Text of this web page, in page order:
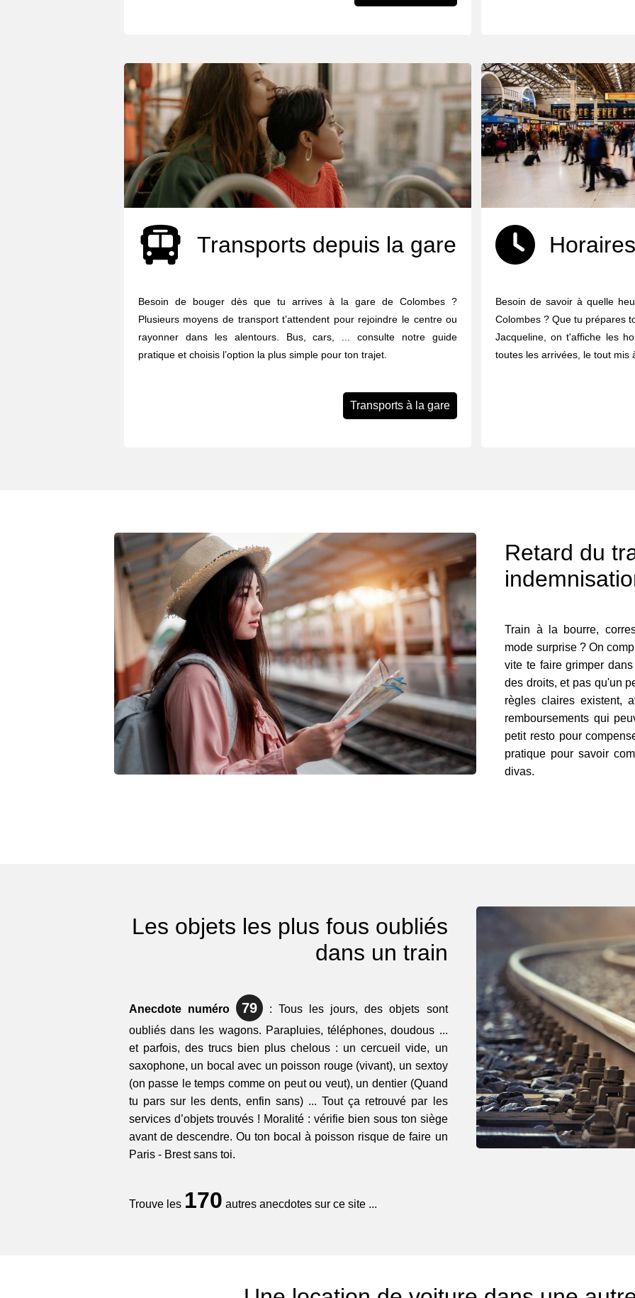
Transports depuis la gare
Besoin de bouger dès que tu arrives à la gare de Colombes ?
Plusieurs moyens de transport t’attendent pour rejoindre le centre ou
rayonner dans les alentours. Bus, cars, ... consulte notre guide
pratique et choisis l’option la plus simple pour ton trajet.
Transports à la gare
Besoin de savoir à quelle
Colombes ? Que tu prépares
Jacqueline, on t'affiche les
toutes les arrivées, le tout mis
Retard du
Train à la bourre,
mode surprise ? On
vite te faire grimper
des droits, et pas qu'un
règles claires existent,
remboursements qui
petit resto pour
pratique pour savoir
divas.
Les objets les plus fous oubliés
dans un train
Anecdote numéro 79 : Tous les jours, des objets sont
oubliés dans les wagons. Parapluies, téléphones, doudous ...
et parfois, des trucs bien plus chelous : un cercueil vide, un
saxophone, un bocal avec un poisson rouge (vivant), un sextoy
(on passe le temps comme on peut ou veut), un dentier (Quand
tu pars sur les dents, enfin sans) ... Tout ça retrouvé par les
services d’objets trouvés ! Moralité : vérifie bien sous ton siège
avant de descendre. Ou ton bocal à poisson risque de faire un
Paris - Brest sans toi.
Trouve les 170 autres anecdotes sur ce site ...